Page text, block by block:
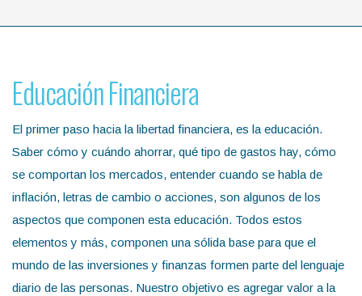
Educación Financiera
El primer paso hacia la libertad financiera, es la educación.
Saber cómo y cuándo ahorrar, qué tipo de gastos hay, cómo
se comportan los mercados, entender cuando se habla de
inflación, letras de cambio o acciones, son algunos de los
aspectos que componen esta educación. Todos estos
elementos y más, componen una sólida base para que el
mundo de las inversiones y finanzas formen parte del lenguaje
diario de las personas. Nuestro objetivo es agregar valor a la